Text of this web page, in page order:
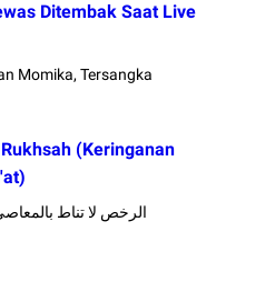
Ditembak Saat Live
Momika, Tersangka
(Keringanan